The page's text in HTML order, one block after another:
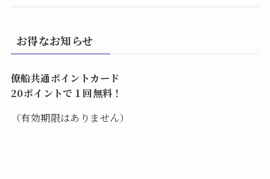
お得なお知らせ
僚船共通ポイントカード
20ポイントで１回無料！
（有効期限はありません）